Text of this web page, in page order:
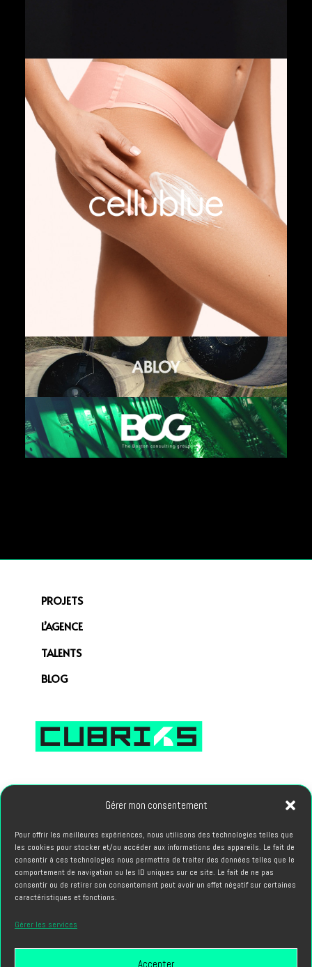
Gérer mon consentement
Pour offrir les meilleures expériences, nous utilisons des technologies telles que
les cookies pour stocker et/ou accéder aux informations des appareils. Le fait de
consentir à ces technologies nous permettra de traiter des données telles que le
comportement de navigation ou les ID uniques sur ce site. Le fait de ne pas
consentir ou de retirer son consentement peut avoir un effet négatif sur certaines
caractéristiques et fonctions.
Gérer les services
Accepter
PROJETS
L’AGENCE
TALENTS
BLOG
PROJETS
hello@cubriks.com
CANDIDATURES